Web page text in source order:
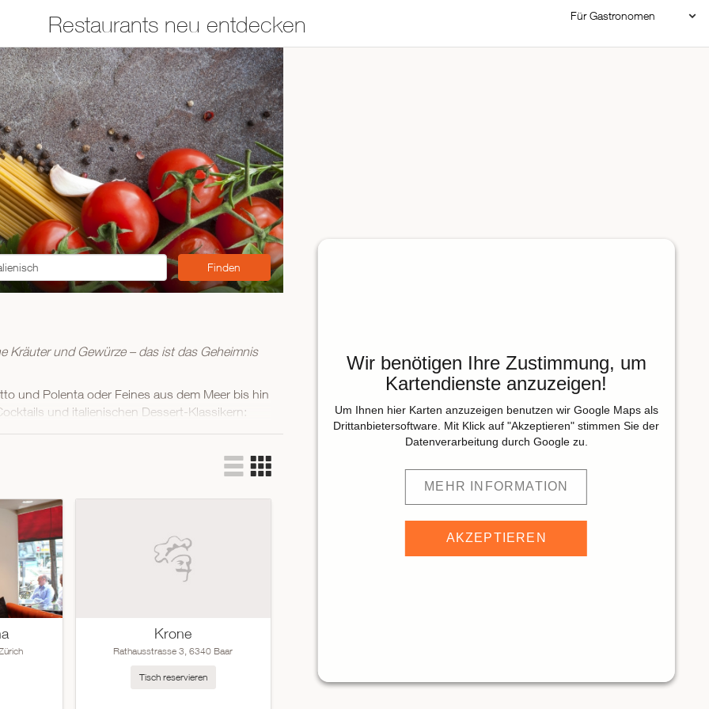
Restaurants neu entdecken
Für Gastronomen
Restaurants auf der
Karte suchen
ZUR RESTAURANTSUCHE
Etwas für jeden
Geschmack
Asiatisch
Italienisch
Französisch
Traditionell
Vegetarisch
Mexikanisch
Kräuter und Gewürze – das ist das Geheimnis
und Polenta oder Feines aus dem Meer bis hin
und italienischen Dessert-Klassikern:
Krone
Rathausstrasse 3, 6340 Baar
Tisch reservieren
Wir benötigen Ihre Zustimmung, um
Kartendienste anzuzeigen!
Um Ihnen hier Karten anzuzeigen benutzen wir Google Maps als
Drittanbietersoftware. Mit Klick auf "Akzeptieren" stimmen Sie der
Datenverarbeitung durch Google zu.
MEHR INFORMATION
AKZEPTIEREN